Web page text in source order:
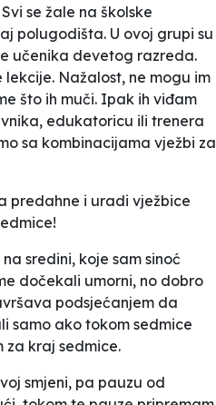
se žale na školske
polugodišta. U ovoj grupi su
učenika devetog razreda.
Nažalost, ne mogu im
što ih muči. Ipak ih viđam
edukatoricu ili trenera
sa kombinacijama vježbi za
predahne i uradi vježbice
sredini, koje sam sinoć
dočekali umorni, no dobro
podsjećanjem da
samo ako tokom sedmice
kraj sedmice.
smjeni, pa pauzu od